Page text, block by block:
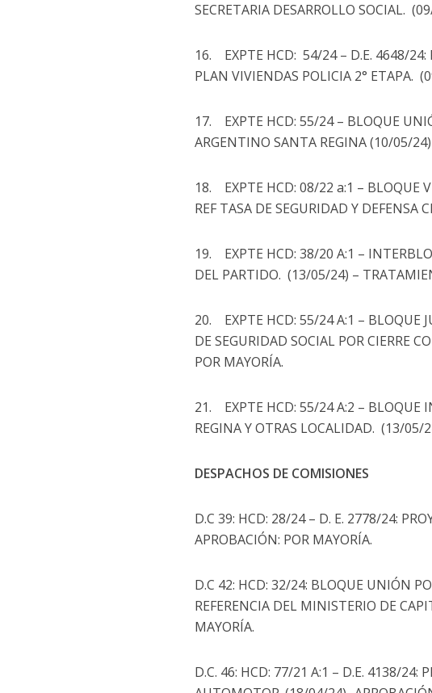
SECRETARIA DESARROLLO SOCIAL.
16. EXPTE HCD: 54/24 – D.E. 4648/24:
PLAN VIVIENDAS POLICIA 2° ETAPA.
17. EXPTE HCD: 55/24 – BLOQUE
ARGENTINO SANTA REGINA (10/05/
18. EXPTE HCD: 08/22 a:1 – BLOQUE
REF TASA DE SEGURIDAD Y
19. EXPTE HCD: 38/20 A:1 –
DEL PARTIDO. (13/05/24) –
20. EXPTE HCD: 55/24 A:1 – BLOQUE
DE SEGURIDAD SOCIAL POR CIERRE
POR MAYORÍA.
21. EXPTE HCD: 55/24 A:2 – BLOQUE
REGINA Y OTRAS LOCALIDAD. (13/
DESPACHOS DE COMISIONES
D.C 39: HCD: 28/24 – D. E. 2778/24:
APROBACIÓN: POR MAYORÍA.
D.C 42: HCD: 32/24: BLOQUE UNIÓN
REFERENCIA DEL MINISTERIO DE
MAYORÍA.
D.C. 46: HCD: 77/21 A:1 – D.E. 4138/24: